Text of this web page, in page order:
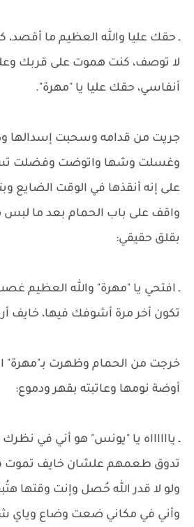
ـ حقك عليا والله العظيم ما
لا توصف، كنت هموت على قربك
أنفاسي، حقك عليا يا "مهرة".
جريت من قدامه وسحبت إسدالها
وغسلت وشها واتوضت وفضلت
على إنه أنقذها في الوقت الضايع
واقف على باب الحمام بعد ما لبس
بقلق حقيقي:
ـ افتحي يا "مهرة" والله العظيم
تكون أخر مرة أشوفك فيها، خايف
خرجت من الحمام وظهرت بـ"مهرة"
أوضة نومها وعاتبته بقهر ودموع:
ـ يااااااه يا "يونس" هو أني في
تدوق طعمهم علشان خايف تموت
ولو لا قدر الله حُصل وإنت وقتها
وأني في مكاني ضعت وضاع وياي